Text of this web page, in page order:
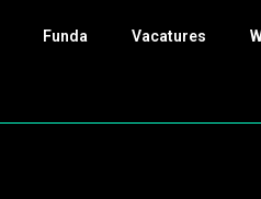
Funda Vacatures